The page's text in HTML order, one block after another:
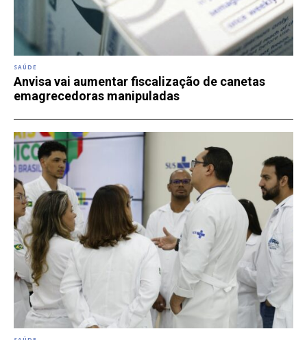
SAÚDE
Anvisa vai aumentar fiscalização de canetas
emagrecedoras manipuladas